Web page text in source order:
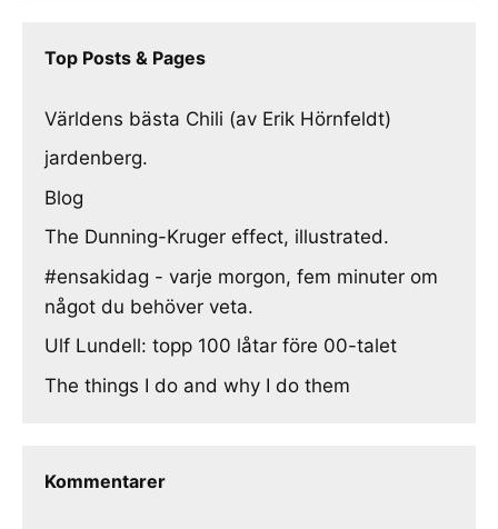
Top Posts & Pages
Världens bästa Chili (av Erik Hörnfeldt)
jardenberg.
Blog
The Dunning-Kruger effect, illustrated.
#ensakidag - varje morgon, fem minuter om
något du behöver veta.
Ulf Lundell: topp 100 låtar före 00-talet
The things I do and why I do them
Kommentarer